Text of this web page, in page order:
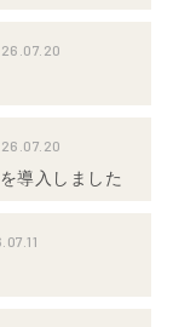
を導入しました